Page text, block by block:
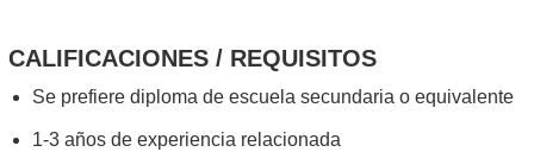
CALIFICACIONES / REQUISITOS
Se prefiere diploma de escuela secundaria o equivalente
1-3 años de experiencia relacionada